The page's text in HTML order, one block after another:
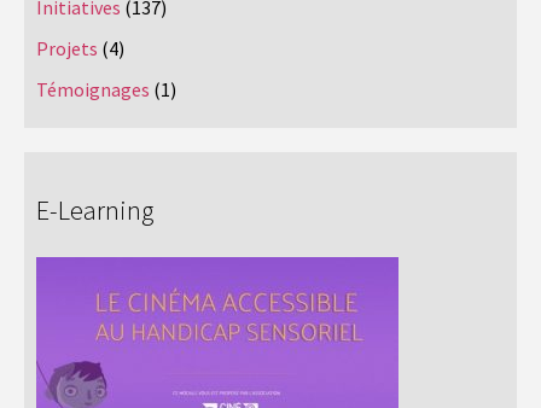
Initiatives (137)
Projets (4)
Témoignages (1)
E-Learning